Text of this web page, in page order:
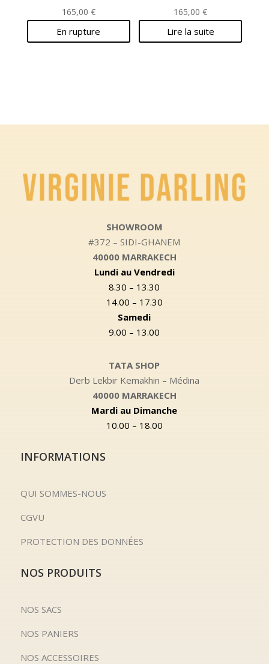
165,00 €
En rupture
165,00€
Lire la suite
SHOWROOM
#372 – SIDI-GHANEM
40000 MARRAKECH
Lundi au Vendredi
8.30 – 13.30
14.00 – 17.30
Samedi
9.00 – 13.00
TATA SHOP
Derb Lekbir Kemakhin – Médina
40000 MARRAKECH
Mardi au Dimanche
10.00 – 18.00
INFORMATIONS
QUI SOMMES-NOUS
CGVU
PROTECTION DES DONNÉES
NOS PRODUITS
NOS SACS
NOS PANIERS
NOS ACCESSOIRES